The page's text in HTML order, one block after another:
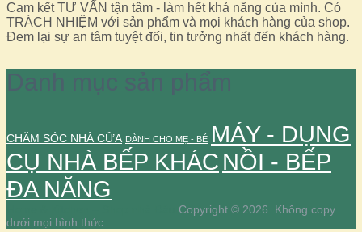
Cam kết TƯ VẤN tận tâm - làm hết khả năng của mình. Có
TRÁCH NHIỆM với sản phẩm và mọi khách hàng của shop.
Đem lại sự an tâm tuyệt đối, tin tưởng nhất đến khách hàng.
Danh mục sản phẩm
CHĂM SÓC NHÀ CỬA DÀNH CHO MẸ - BÉ MÁY - DỤNG
CỤ NHÀ BẾP KHÁC NỒI - BẾP
ĐA NĂNG
Copyright © 2026. Không copy
dưới mọi hình thức